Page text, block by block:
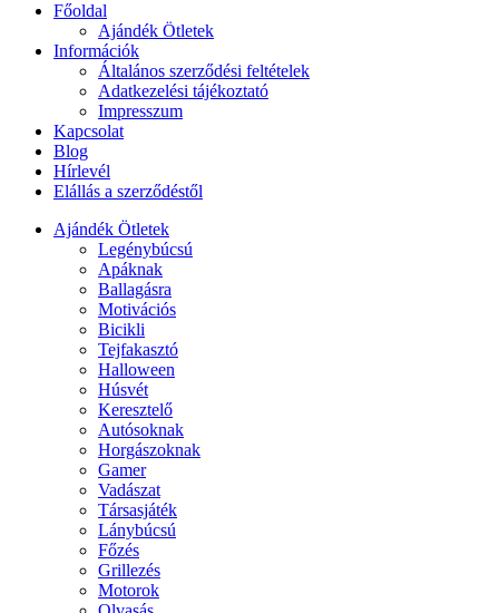
Főoldal
Ajándék Ötletek
Információk
Általános szerződési feltételek
Adatkezelési tájékoztató
Impresszum
Kapcsolat
Blog
Hírlevél
Elállás a szerződéstől
Ajándék Ötletek
Legénybúcsú
Apáknak
Ballagásra
Motivációs
Bicikli
Tejfakasztó
Halloween
Húsvét
Keresztelő
Autósoknak
Horgászoknak
Gamer
Vadászat
Társasjáték
Lánybúcsú
Főzés
Grillezés
Motorok